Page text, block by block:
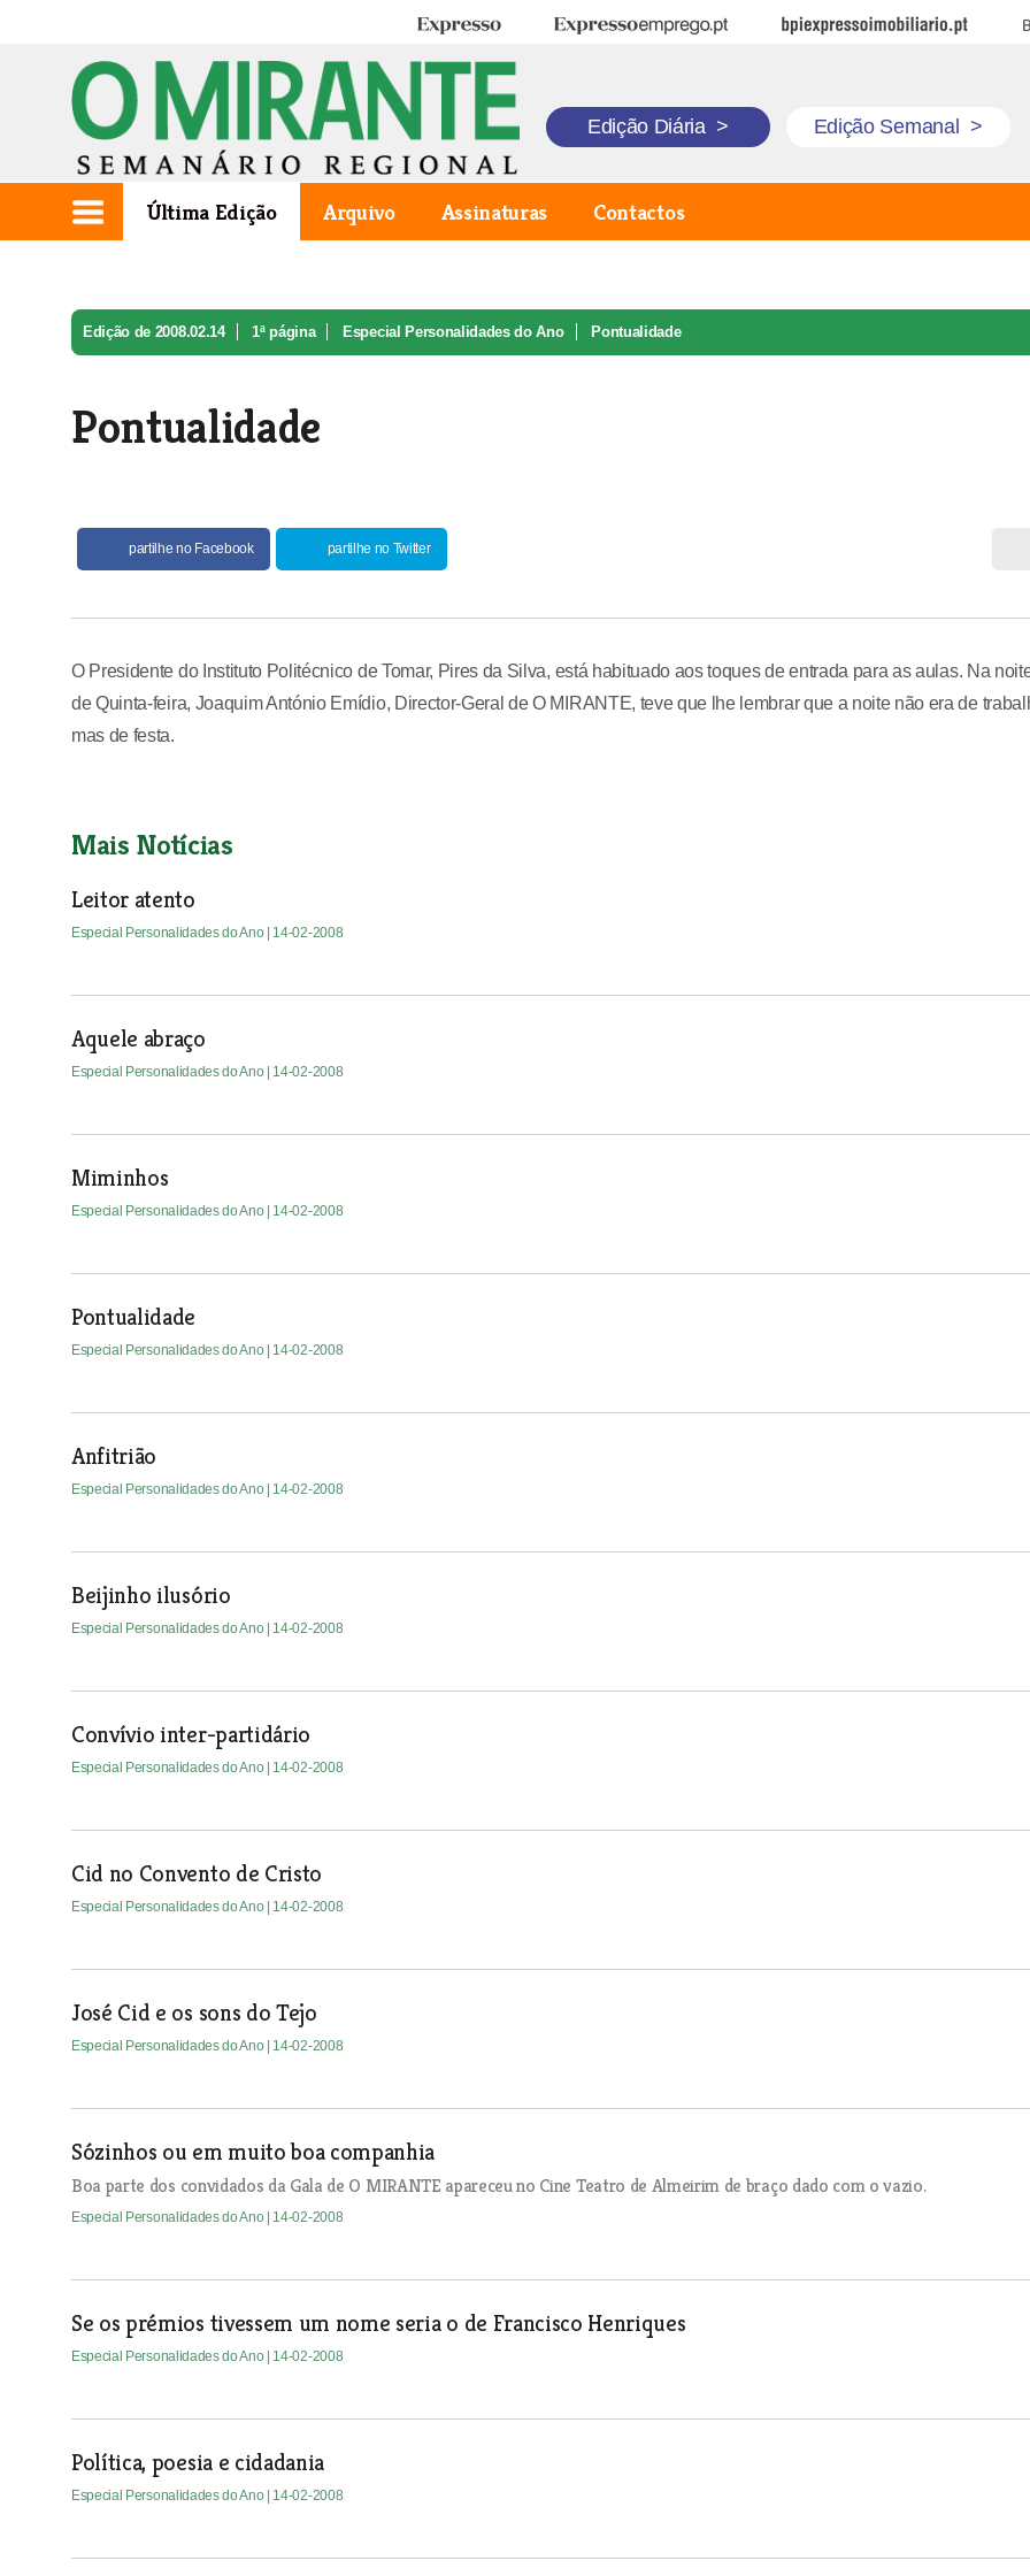
Expresso Expresso Emprego BPI Expresso Imobiliário
Edição Diária > Edição Semanal >
Última Edição Arquivo Assinaturas Contactos
Edição de 2008.02.14 1ª página Especial Personalidades do Ano Pontualidade
Pontualidade
partilhe no Facebook partilhe no Twitter
O Presidente do Instituto Politécnico de Tomar, Pires da Silva, está habituado aos toques de entrada para as aulas. Na
de Quinta-feira, Joaquim António Emídio, Director-Geral de O MIRANTE, teve que lhe lembrar que a noite não era de
mas de festa.
Mais Notícias
Leitor atento
Especial Personalidades do Ano | 14-02-2008
Aquele abraço
Especial Personalidades do Ano | 14-02-2008
Miminhos
Especial Personalidades do Ano | 14-02-2008
Pontualidade
Especial Personalidades do Ano | 14-02-2008
Anfitrião
Especial Personalidades do Ano | 14-02-2008
Beijinho ilusório
Especial Personalidades do Ano | 14-02-2008
Convívio inter-partidário
Especial Personalidades do Ano | 14-02-2008
Cid no Convento de Cristo
Especial Personalidades do Ano | 14-02-2008
José Cid e os sons do Tejo
Especial Personalidades do Ano | 14-02-2008
Sózinhos ou em muito boa companhia
Boa parte dos convidados da Gala de O MIRANTE apareceu no Cine Teatro de Almeirim de braço dado com o vazio.
Especial Personalidades do Ano | 14-02-2008
Se os prémios tivessem um nome seria o de Francisco Henriques
Especial Personalidades do Ano | 14-02-2008
Política, poesia e cidadania
Especial Personalidades do Ano | 14-02-2008